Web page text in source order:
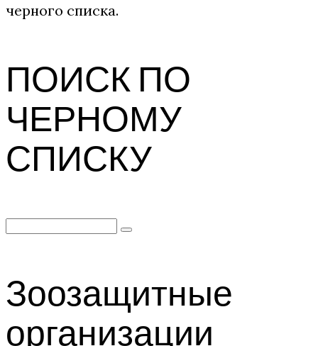
черного списка.
ПОИСК ПО
ЧЕРНОМУ
СПИСКУ
Search
Зоозащитные
организации